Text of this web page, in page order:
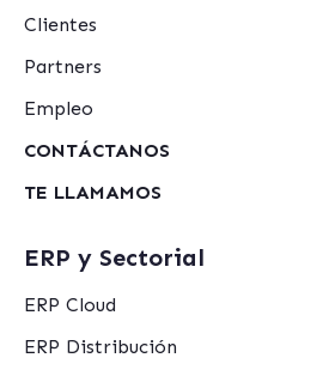
Clientes
Partners
Empleo
CONTÁCTANOS
TE LLAMAMOS
ERP y Sectorial
ERP Cloud
ERP Distribución